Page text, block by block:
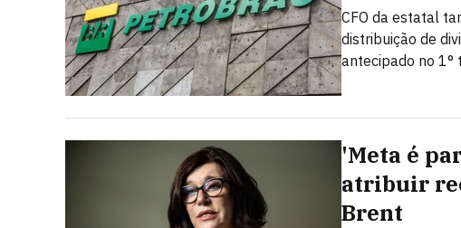
CFO da estatal
distribuição de
antecipado no 1°
'Meta é
atribuir
Brent